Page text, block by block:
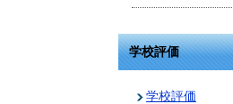
学校評価
学校評価